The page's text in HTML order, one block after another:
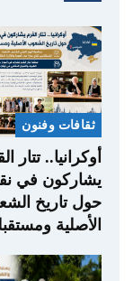
ثقافات وفنون
أوكرانيا.. تتار
يشاركون في
حول تاريخ
الأصلية